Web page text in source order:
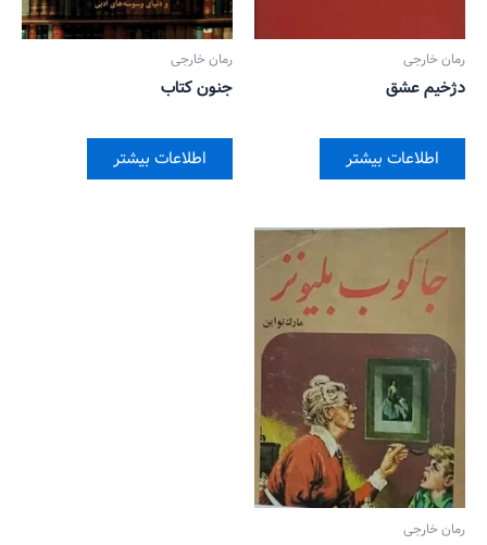
رمان خارجی
دژخیم عشق
اطلاعات بیشتر
رمان خارجی
جنون کتاب
اطلاعات بیشتر
رمان خارجی